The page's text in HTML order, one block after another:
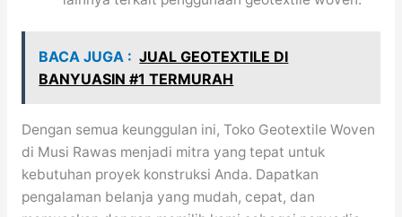
BACA JUGA : JUAL GEOTEXTILE DI
BANYUASIN #1 TERMURAH
Dengan semua keunggulan ini, Toko Geotextile Woven
di Musi Rawas menjadi mitra yang tepat untuk
kebutuhan proyek konstruksi Anda. Dapatkan
pengalaman belanja yang mudah, cepat, dan